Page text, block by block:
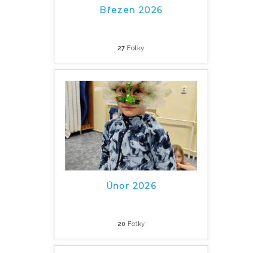
Březen 2026
27 Fotky
Únor 2026
20 Fotky